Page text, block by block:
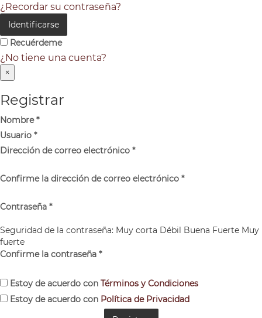
¿Recordar su contraseña?
Identificarse
Recuérdeme
¿No tiene una cuenta?
×
Registrar
Nombre*
Usuario *
Dirección de correo electrónico *
Confirme la dirección de correo electrónico *
Contraseña *
Seguridad de la contraseña: Muy corta Débil Buena Fuerte Muy
fuerte
Confirme la contraseña *
Estoy de acuerdo con Términos y Condiciones
Estoy de acuerdo con Política de Privacidad